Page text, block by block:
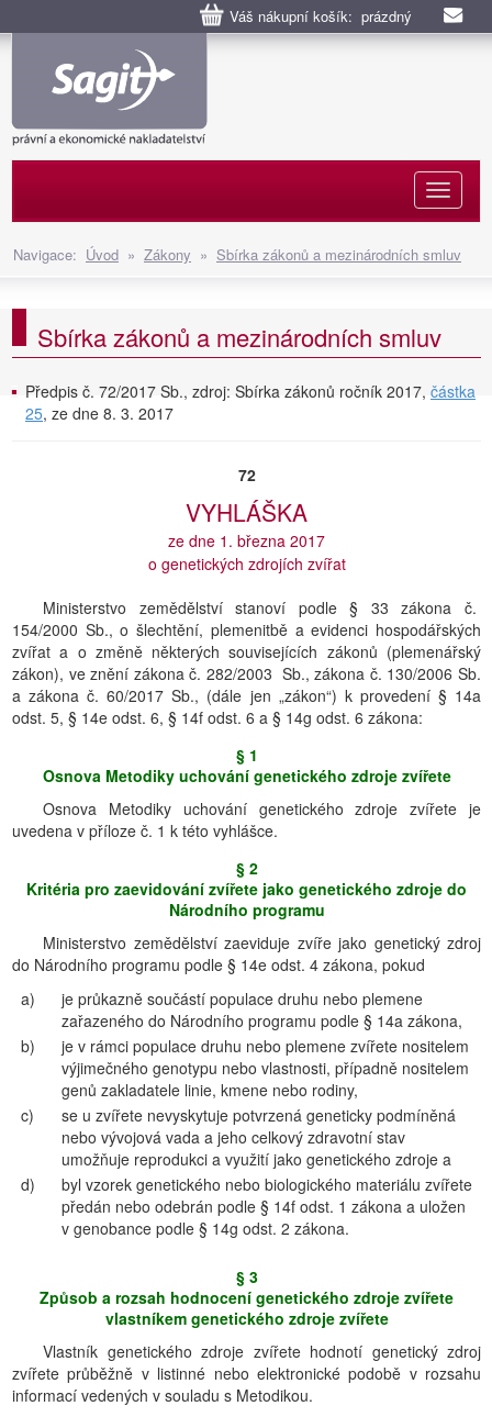
Váš nákupní košík: prázdný
Navigace: Úvod » Zákony » Sbírka zákonů a mezinárodních smluv
Sbírka zákonů a mezinárodních smluv
Předpis č. 72/2017 Sb., zdroj: Sbírka zákonů ročník 2017, částka
25, ze dne 8. 3. 2017
72
VYHLÁŠKA
ze dne 1. března 2017
o genetických zdrojích zvířat
Ministerstvo zemědělství stanoví podle § 33 zákona č.
154/2000 Sb., o šlechtění, plemenitbě a evidenci hospodářských
zvířat a o změně některých souvisejících zákonů (plemenářský
zákon), ve znění zákona č. 282/2003 Sb., zákona č. 130/2006 Sb.
a zákona č. 60/2017 Sb., (dále jen „zákon“) k provedení § 14a
odst. 5, § 14e odst. 6, § 14f odst. 6 a § 14g odst. 6 zákona:
§ 1
Osnova Metodiky uchování genetického zdroje zvířete
Osnova Metodiky uchování genetického zdroje zvířete je
uvedena v příloze č. 1 k této vyhlášce.
§ 2
Kritéria pro zaevidování zvířete jako genetického zdroje do
Národního programu
Ministerstvo zemědělství zaeviduje zvíře jako genetický zdroj
do Národního programu podle § 14e odst. 4 zákona, pokud
a)
je průkazně součástí populace druhu nebo plemene
zařazeného do Národního programu podle § 14a zákona,
b)
je v rámci populace druhu nebo plemene zvířete nositelem
výjimečného genotypu nebo vlastnosti, případně nositelem
genů zakladatele linie, kmene nebo rodiny,
c)
se u zvířete nevyskytuje potvrzená geneticky podmíněná
nebo vývojová vada a jeho celkový zdravotní stav
umožňuje reprodukci a využití jako genetického zdroje a
d)
byl vzorek genetického nebo biologického materiálu zvířete
předán nebo odebrán podle § 14f odst. 1 zákona a uložen
v genobance podle § 14g odst. 2 zákona.
§ 3
Způsob a rozsah hodnocení genetického zdroje zvířete
vlastníkem genetického zdroje zvířete
Vlastník genetického zdroje zvířete hodnotí genetický zdroj
zvířete průběžně v listinné nebo elektronické podobě v rozsahu
informací vedených v souladu s Metodikou.